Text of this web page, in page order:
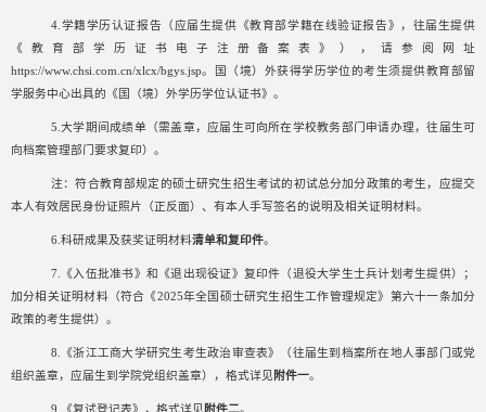
4. 学籍学历认证报告（应届生提供《教育部学籍在线验证报告》，往届生提供
《教育部学历证书电子注册备案表》），请参阅网址
https://www.chsi.com.cn/xlcx/bgys.jsp。国（境）外获得学历学位的考生须提供教育部留
学服务中心出具的《国（境）外学历学位认证书》。
5. 大学期间成绩单（需盖章，应届生可向所在学校教务部门申请办理，往届生可
向档案管理部门要求复印）。
注：符合教育部规定的硕士研究生招生考试的初试总分加分政策的考生，应提交
本人有效居民身份证照片（正反面）、有本人手写签名的说明及相关证明材料。
6. 科研成果及获奖证明材料清单和复印件。
7.
《入伍批准书》和《退出现役证》复印件（退役大学生士兵计划考生提供）；
加分相关证明材料（符合《2025年全国硕士研究生招生工作管理规定》第六十一条加分
政策的考生提供）。
8.
《浙江工商大学研究生考生政治审查表》（往届生到档案所在地人事部门或党
组织盖章，应届生到学院党组织盖章），格式详见 附件一。
9. 《复试登记表》，格式详见 附件二。